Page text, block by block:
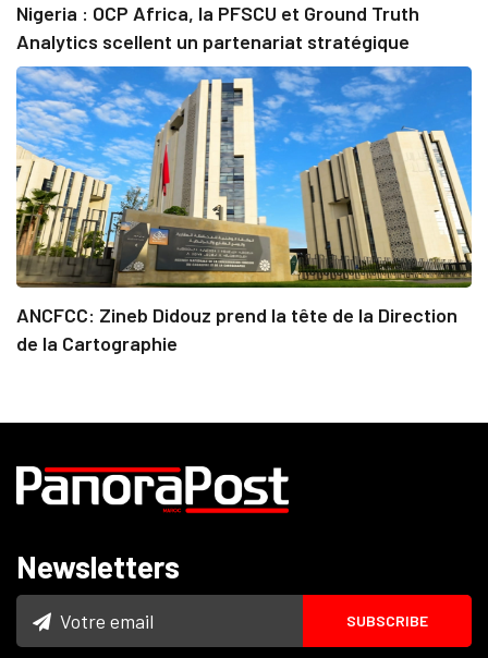
Nigeria : OCP Africa, la PFSCU et Ground Truth
Analytics scellent un partenariat stratégique
ANCFCC: Zineb Didouz prend la tête de la Direction
de la Cartographie
Newsletters